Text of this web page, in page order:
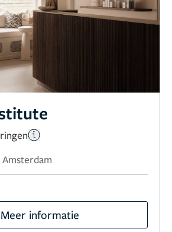
Amsterdam
Meer informatie